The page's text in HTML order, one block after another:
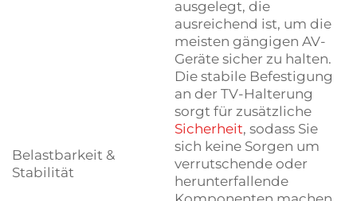
Belastbarkeit &
Stabilität
ausgelegt, die
ausreichend ist, um die
meisten gängigen AV-
Geräte sicher zu halten.
Die stabile Befestigung
an der TV-Halterung
sorgt für zusätzliche
Sicherheit, sodass Sie
sich keine Sorgen um
verrutschende oder
herunterfallende